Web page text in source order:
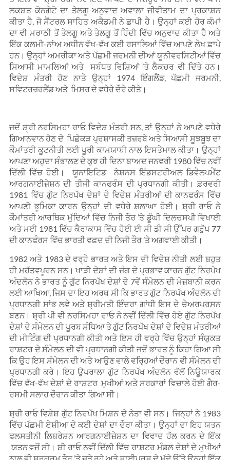
ਲਕਸ਼ਤ ਕੋਨਗੇਟੋ ਦਾ ਤੇਲਗੂ ਅਨੁਵਾਦ ਅਵਾਲਾ ਜੀਵੀਤਾਮ ਦਾ ਪ੍ਰਕਾਸ਼ਨ
ਕੀਤਾ ਹੈ, ਜੋ ਸੈਂਟਰਲ ਸਾਹਿਤ ਅਕੈਡਮੀ ਨੇ ਛਾਪੀ ਹੈ। ਉਨ੍ਹਾਂ ਕਈ ਹੋਰ ਕੰਮਾਂ
ਦਾ ਵੀ ਮਰਾਠੀ ਤੋਂ ਤੇਲਗੂ ਅਤੇ ਤੇਲਗੂ ਤੋਂ ਹਿੰਦੀ ਵਿੱਚ ਅਨੁਵਾਦ ਕੀਤਾ ਹੈ ਅਤੇ
ਇੱਕ ਕਲਮੀ-ਨਾਂਅ ਅਧੀਨ ਵੱਖ-ਵੱਖ ਕਈ ਰਸਾਲਿਆਂ ਵਿੱਚ ਆਪਣੇ ਲੇਖ ਛਾਪੇ
ਹਨ। ਉਨ੍ਹਾਂ ਅਮਰੀਕਾ ਅਤੇ ਪੱਛਮੀ ਜਰਮਨੀ ਦੀਆਂ ਯੂਨੀਵਰਸਿਟੀਆਂ ਵਿੱਚ
ਸਿਆਸੀ ਮਾਮਲਿਆਂ ਅਤੇ ਸਬੰਧਤ ਵਿਸ਼ਿਆਂ ’ਤੇ ਲੈਕਚਰ ਵੀ ਦਿੱਤੇ ਹਨ।
ਵਿਦੇਸ਼ ਮੰਤਰੀ ਹੋਣ ਨਾਤੇ ਉਨ੍ਹਾਂ 1974 ਇੰਗਲੈਂਡ, ਪੱਛਮੀ ਜਰਮਨੀ,
ਸਵਿਟਰਜ਼ਰਲੈਂਡ ਅਤੇ ਮਿਸਰ ਦੇ ਵਧੇਰੇ ਦੌਰੇ ਕੀਤੇ।
ਜਦੋਂ ਸ਼੍ਰੀ ਨਰਸਿਮਹਾ ਰਾਓ ਵਿਦੇਸ਼ ਮੰਤਰੀ ਸਨ, ਤਾਂ ਉਨ੍ਹਾਂ ਨੇ ਆਪਣੇ ਵਧੇਰੇ
ਗਿਆਨਵਾਨ ਹੋਣ ਦੇ ਪਿਛੋਕੜ ਪ੍ਰਸ਼ਾਸਕੀ ਤਜ਼ਰਬੇ ਅਤੇ ਸਿਆਸੀ ਸੂਝਬੂਝ ਦਾ
ਕੌਮਾਂਤਰੀ ਕੂਟਨੀਤੀ ਲਈ ਪੂਰੀ ਕਾਮਯਾਬੀ ਨਾਲ ਇਸਤੇਮਾਲ ਕੀਤਾ। ਉਨ੍ਹਾਂ
ਆਪਣਾ ਅਹੁਦਾ ਸੰਭਾਲਣ ਦੇ ਕੁਝ ਹੀ ਦਿਨਾ ਬਾਅਦ ਜਨਵਰੀ 1980 ਵਿੱਚ ਨਵੀਂ
ਦਿੱਲੀ ਵਿੱਚ ਹੋਈ। ਯੂਨਾਇਟਿਡ ਨੇਸ਼ਨਸ ਇੰਡਸਟਰੀਅਲ ਡਿਵੈਲਪਮੈਂਟ
ਆਰਗਨਾਈਜ਼ੇਸ਼ਨ ਦੀ ਤੀਜੀ ਕਾਨਫਰੰਸ ਦੀ ਪ੍ਰਧਾਨਗੀ ਕੀਤੀ। ਫ਼ਰਵਰੀ
1981 ਵਿੱਚ ਗੁੱਟ ਨਿਰਪੱਖ ਦੇਸ਼ਾਂ ਦੇ ਵਿਦੇਸ਼ ਮੰਤਰੀਆਂ ਦੀ ਕਾਨਫਰੰਸ ਵਿੱਚ
ਆਪਣੀ ਭੂਮਿਕਾ ਕਾਰਨ ਉਨ੍ਹਾਂ ਦੀ ਵਧੇਰੇ ਸ਼ਲਾਘਾ ਹੋਈ। ਸ਼੍ਰੀ ਰਾਓ ਨੇ
ਕੌਮਾਂਤਰੀ ਆਰਥਿਕ ਮੁੱਦਿਆਂ ਵਿੱਚ ਨਿਜੀ ਤੌਰ ’ਤੇ ਡੂੰਘੀ ਦਿਲਚਸਪੀ ਵਿਖਾਈ
ਅਤੇ ਮਈ 1981 ਵਿੱਚ ਕੈਰਾਕਾਸ ਵਿੱਚ ਹੋਈ ਈ ਸੀ ਡੀ ਸੀ ਉੱਪਰ ਗਰੁੱਪ 77
ਦੀ ਕਾਨਫੰਰਸ ਵਿੱਚ ਭਾਰਤੀ ਵਫ਼ਦ ਦੀ ਨਿਜੀ ਤੌਰ ’ਤੇ ਅਗਵਾਈ ਕੀਤੀ।
1982 ਅਤੇ 1983 ਦੇ ਵਰ੍ਹੇ ਭਾਰਤ ਅਤੇ ਇਸ ਦੀ ਵਿਦੇਸ਼ ਨੀਤੀ ਲਈ ਬਹੁਤ
ਹੀ ਮਹੱਤਵਪੂਰਨ ਸਨ। ਖਾੜੀ ਦੇਸ਼ਾਂ ਦੀ ਜੰਗ ਦੇ ਪ੍ਰਭਾਵ ਕਾਰਨ ਗੁੱਟ ਨਿਰਪੇਖ
ਅੰਦਲੋਨ ਨੇ ਭਾਰਤ ਨੂੰ ਗੁੱਟ ਨਿਰਪੱਖ ਦੇਸ਼ਾਂ ਦੇ 7ਵੇਂ ਸੰਮੇਲਨ ਦੀ ਮੇਜ਼ਬਾਨੀ ਕਰਨ
ਲਈ ਆਖਿਆ, ਜਿਸ ਦਾ ਇਹ ਅਰਥ ਸੀ ਕਿ ਭਾਰਤ ਗੁੱਟ ਨਿਰਪੱਖ ਅੰਦਲੋਨ ਦੀ
ਪ੍ਰਧਾਨਗੀ ਸਾਂਭ ਲਵੇ ਅਤੇ ਸ਼੍ਰੀਮਤੀ ਇੰਦਰਾ ਗਾਂਧੀ ਇਸ ਦੇ ਚੇਅਰਪਰਸਨ
ਬਣਨ। ਸ਼੍ਰੀ ਪੀ ਵੀ ਨਰਸਿਮਹਾ ਰਾਓ ਨੇ ਨਵੀਂ ਦਿੱਲੀ ਵਿੱਚ ਹੋਏ ਗੁੱਟ ਨਿਰਪੱਖ
ਦੇਸ਼ਾਂ ਦੇ ਸੰਮੇਲਨ ਦੀ ਪੂਰਬ ਸੰਧਿਆ ਤੇ ਗੁੱਟ ਨਿਰਪੱਖ ਦੇਸ਼ਾਂ ਦੇ ਵਿਦੇਸ਼ ਮੰਤਰੀਆਂ
ਦੀ ਮੀਟਿੰਗ ਦੀ ਪ੍ਰਧਾਨਗੀ ਕੀਤੀ ਅਤੇ ਇਸ ਹੀ ਵਰ੍ਹੇ ਵਿੱਚ ਉਨ੍ਹਾਂ ਸੰਯੁਕਤ
ਰਾਸ਼ਟਰ ਦੇ ਸੰਮੇਲਨ ਦੀ ਵੀ ਪ੍ਰਧਾਨਗੀ ਕੀਤੀ ਜਦੋਂ ਭਾਰਤ ਨੂੰ ਕਿਹਾ ਗਿਆ ਸੀ
ਕਿ ਉਹ ਇਸ ਸੰਮੇਲਨ ਦੀ ਅਤੇ ਆਉਣ ਵਾਲੇ ਵਰ੍ਹਿਆਂ ਦੌਰਾਨ ਵੀ ਸੰਮੇਲਨ ਦੀ
ਪ੍ਰਧਾਨਗੀ ਕਰੇ। ਇਹ ਉਪਰਾਲਾ ਗੁੱਟ ਨਿਰਪੱਖ ਅੰਦਲੋਨ ਵੱਲੋਂ ਨਿਊਯਾਰਕ
ਵਿੱਚ ਵੱਖ-ਵੱਖ ਦੇਸ਼ਾਂ ਦੇ ਰਾਸ਼ਟਰ ਮੁਖੀਆਂ ਅਤੇ ਸਰਕਾਰਾਂ ਵਿਚਾਲੇ ਹੋਈ ਗੈਰ-
ਰਸਮੀ ਸਲਾਹ ਦੌਰਾਨ ਕੀਤਾ ਗਿਆ ਸੀ।
ਸ਼੍ਰੀ ਰਾਓ ਵਿਸ਼ੇਸ਼ ਗੁੱਟ ਨਿਰਪੱਖ ਮਿਸ਼ਨ ਦੇ ਨੇਤਾ ਵੀ ਸਨ। ਜਿਨ੍ਹਾਂ ਨੇ 1983
ਵਿੱਚ ਪੱਛਮੀ ਏਸ਼ੀਆ ਦੇ ਕਈ ਦੇਸ਼ਾਂ ਦਾ ਦੌਰਾ ਕੀਤਾ। ਉਨ੍ਹਾਂ ਦਾ ਇਹ ਯਤਨ
ਫਲਸਤੀਨੀ ਲਿਬਰੇਸ਼ਨ ਆਰਗਨਾਈਜ਼ੇਸ਼ਨ ਦਾ ਵਿਵਾਦ ਹੱਲ ਕਰਨ ਦੇ ਇੱਕ
ਯਤਨ ਵਜੋਂ ਸੀ। ਸ਼ੀ ਰਾਓ ਨਵੀਂ ਦਿੱਲੀ ਵਿੱਚ ਰਾਸ਼ਟਰ ਮੰਡਲ ਦੇਸ਼ਾਂ ਦੇ ਮੁਖੀਆਂ